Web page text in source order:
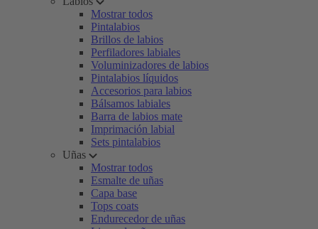
Mostrar todos
Pintalabios
Brillos de labios
Perfiladores labiales
Voluminizadores de labios
Pintalabios líquidos
Accesorios para labios
Bálsamos labiales
Barra de labios mate
Imprimación labial
Sets pintalabios
Uñas
Mostrar todos
Esmalte de uñas
Capa base
Tops coats
Endurecedor de uñas